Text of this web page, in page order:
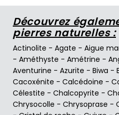
Découvrez
pierres naturelles :
Actinolite - Agate - Aigue
- Améthyste - Amétrine -
Aventurine - Azurite - Biwa -
Cacoxénite - Calcédoine -
Célestite - Chalcopyrite -
Chrysocolle - Chrysoprase -